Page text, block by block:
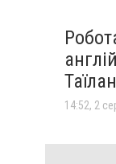
14:52, 2